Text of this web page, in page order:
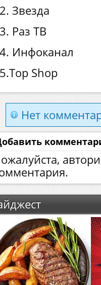
Звезда
Раз ТВ
Инфоканал
Shop
Нет